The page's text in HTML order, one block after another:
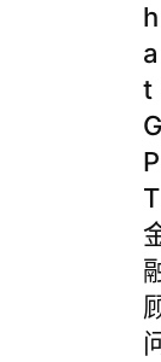
h
a
t
G
P
T